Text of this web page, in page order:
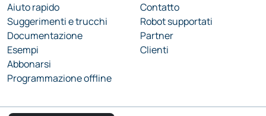
Aiuto rapido
Suggerimenti e trucchi
Documentazione
Esempi
Abbonarsi
Programmazione offline
Contatto
Robot supportati
Partner
Clienti